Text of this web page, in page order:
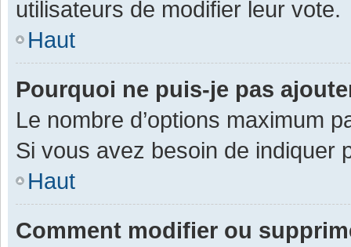
utilisateurs de modifier leur vote.
Haut
Pourquoi ne puis-je pas
Le nombre d’options maximum
Si vous avez besoin de indiquer
Haut
Comment modifier ou